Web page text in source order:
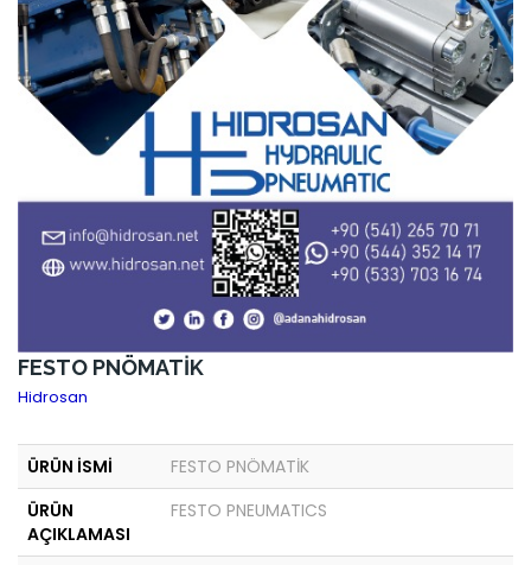
FESTO PNÖMATİK
Hidrosan
ÜRÜN İSMİ
FESTO PNÖMATİK
ÜRÜN
AÇIKLAMASI
FESTO PNEUMATICS